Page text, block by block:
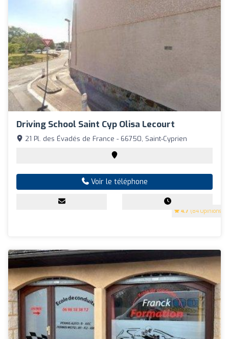
Driving School Saint Cyp Olisa Lecourt
4.7 (84 Opinions)
21 Pl. des Évadés de France - 66750, Saint-Cyprien
Voir le téléphone